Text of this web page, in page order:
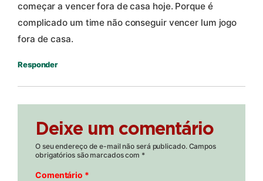
começar a vencer fora de casa hoje. Porque é
complicado um time não conseguir vencer lum jogo
fora de casa.
Responder
Deixe um comentário
O seu endereço de e-mail não será publicado. Campos
obrigatórios são marcados com *
Comentário *